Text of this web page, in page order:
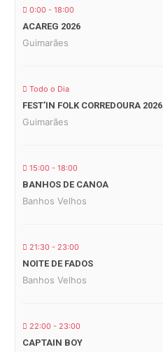
0:00 - 18:00
ACAREG 2026
Guimarães
Todo o Dia
FEST’IN FOLK CORREDOURA 2026
Guimarães
15:00 - 18:00
BANHOS DE CANOA
Banhos Velhos
21:30 - 23:00
NOITE DE FADOS
Banhos Velhos
22:00 - 23:00
CAPTAIN BOY